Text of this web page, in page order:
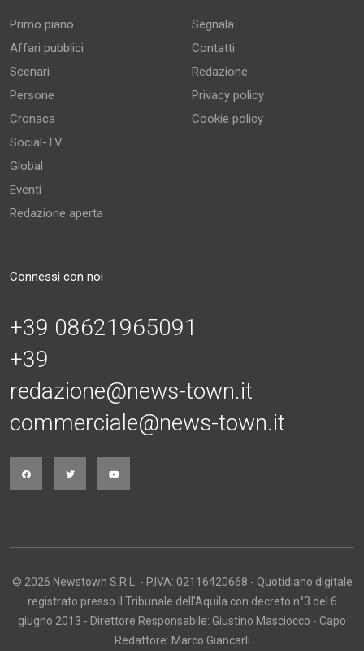
Primo piano
Affari pubblici
Scenari
Persone
Cronaca
Social-TV
Global
Eventi
Redazione aperta
Segnala
Contatti
Redazione
Privacy policy
Cookie policy
Connessi con noi
+39 08621965091
+39
redazione@news-town.it
commerciale@news-town.it
© 2026 Newstown S.R.L. - P.IVA: 02116420668 - Quotidiano digitale
registrato presso il Tribunale dell'Aquila con decreto n°3 del 6
giugno 2013 - Direttore Responsabile: Giustino Masciocco - Capo
Redattore: Marco Giancarli